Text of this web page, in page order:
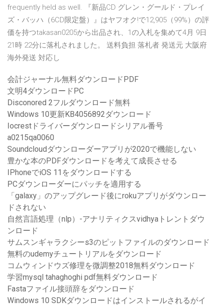
frequently held as well. 『新品CD グレン・グールド・プレイ
ズ・バッハ（6CD限定盤）』はヤフオク!で12,905（99%）の評
価を持つtakasan0205から出品され、1の入札を集めて4月 9日
21時 22分に落札されました。 送料負担 落札者 発送元 大阪府
海外発送 対応し
会計ジャーナル無料ダウンロードPDF
文明4ダウンロードPC
Disconored 2フルダウンロード無料
Windows 10更新KB4056892ダウンロード
Iocrestドライバーダウンロードシリアル番号
a0215qa0060
Soundcloudダウンローダーアプリが2020で機能しない
豊かな本のPDFダウンロードを考えて成長させる
IPhoneでiOS 11をダウンロードする
PCダウンローダーにパッチを適用する
「galaxy」のアップグレード後にrokuアプリがダウンロー
ドされない
自然言語処理（nlp）-アナリティクスvidhyaトレントダウ
ンロード
サムスンギャラクシーs3のピットファイルのダウンロード
無料のudemyチュートリアルをダウンロード
コムウィンドウズ修理を微調整2018無料ダウンロード
学習mysql tahaghoghi pdf無料ダウンロード
Fastaファイル接頭辞をダウンロード
Windows 10 SDKダウンロードはインストールされるがイ